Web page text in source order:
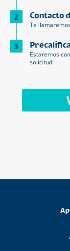
2 Contacto
Te
3
Estaremos
solicitud